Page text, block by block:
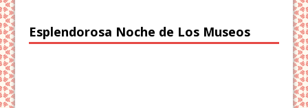
Esplendorosa Noche de Los Museos